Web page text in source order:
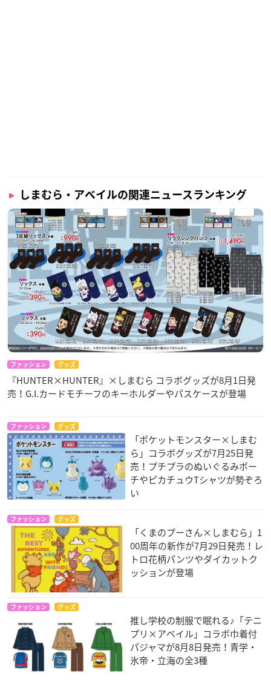
しまむら・アベイルの関連ニュースランキング
ファッション グッズ
『HUNTER×HUNTER』×しまむら コラボグッズが8月1日発
売！G.I.カードモチーフのキーホルダーやパスケースが登場
ファッション グッズ
「ポケットモンスター×しまむ
ら」コラボグッズが7月25日発
売！プチプラのぬいぐるみポー
チやピカチュウTシャツが勢ぞろ
い
ファッション グッズ
「くまのプーさん×しまむら」1
00周年の新作が7月29日発売！レ
トロ花柄パンツやダイカットク
ッションが登場
ファッション グッズ
推し学校の制服で眠れる♪「テニ
プリ×アベイル」コラボ巾着付
パジャマが8月8日発売！青学・
氷帝・立海の全3種